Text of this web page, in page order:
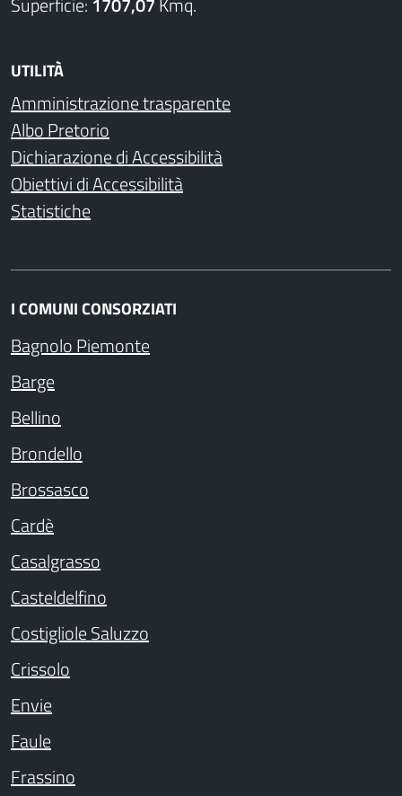
UTILITÀ
Amministrazione trasparente
Albo Pretorio
Dichiarazione di Accessibilità
Obiettivi di Accessibilità
Statistiche
I COMUNI CONSORZIATI
Bagnolo Piemonte
Barge
Bellino
Brondello
Brossasco
Cardè
Casalgrasso
Casteldelfino
Costigliole Saluzzo
Crissolo
Envie
Faule
Frassino